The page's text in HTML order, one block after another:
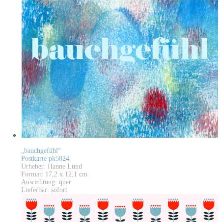
„bauchgefühl“
Postkarte pk5024
Urheber: Hanne Lund
Format: 17,2 x 12,1 cm
Ausrichtung: quer
Lieferbar: sofort